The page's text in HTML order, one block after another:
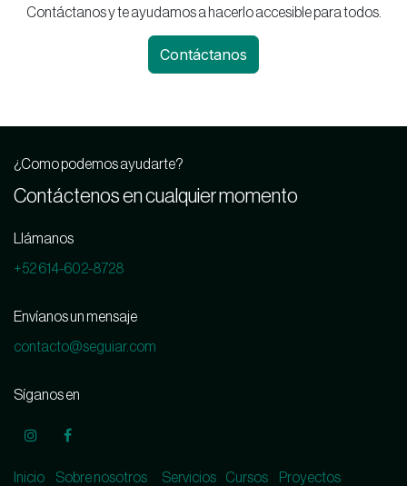
Contáctanos y te ayudamos a hacerlo accesible para todos.
Contáctanos
¿Como podemos ayudarte?
Contáctenos en cualquier momento
Llámanos
+52 614-602-8728
Envíanos un mensaje
contacto@seguiar.com
Síganos en
Inicio Sobre nosotros Servicios Cursos Proyectos